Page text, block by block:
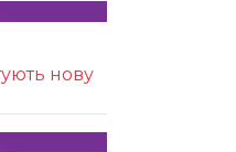
нову